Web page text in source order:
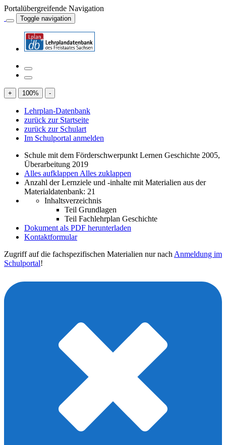
Portalübergreifende Navigation
Toggle navigation
+ 100% -
Lehrplan-Datenbank
zurück zur Startseite
zurück zur Schulart
Im Schulportal anmelden
Schule mit dem Förderschwerpunkt Lernen Geschichte 2005,
Überarbeitung 2019
Alles aufklappen Alles zuklappen
Anzahl der Lernziele und -inhalte mit Materialien aus der
Materialdatenbank: 21
Inhaltsverzeichnis
Teil Grundlagen
Teil Fachlehrplan Geschichte
Dokument als PDF herunterladen
Kontaktformular
Zugriff auf die fachspezifischen Materialien nur nach Anmeldung im
Schulportal!